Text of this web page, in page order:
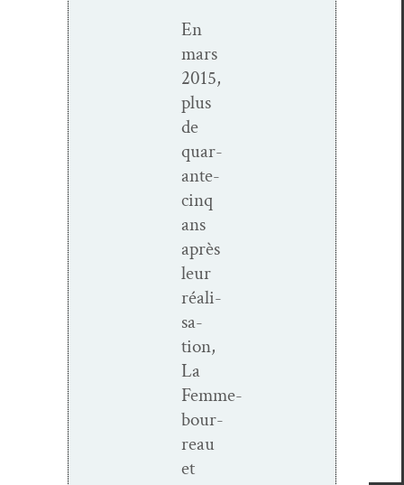
En
mars
2015,
plus
de
quar­
ante-
cinq
ans
après
leur
réal­i­
sa­
tion,
La
Femme-
bour­
reau
et